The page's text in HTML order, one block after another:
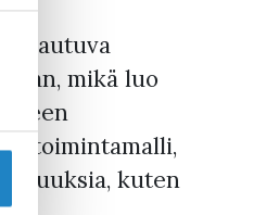
mikä luo
toimintamalli,
kuten